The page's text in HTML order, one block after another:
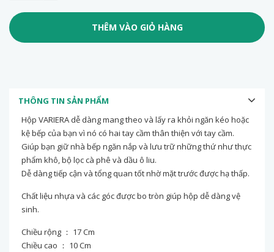
THÊM VÀO GIỎ HÀNG
THÔNG TIN SẢN PHẨM
Hộp VARIERA dễ dàng mang theo và lấy ra khỏi ngăn kéo hoặc
kệ bếp của bạn vì nó có hai tay cầm thân thiện với tay cầm.
Giúp bạn giữ nhà bếp ngăn nắp và lưu trữ những thứ như thực
phẩm khô, bộ lọc cà phê và dầu ô liu.
Dễ dàng tiếp cận và tổng quan tốt nhờ mặt trước được hạ thấp.
Chất liệu nhựa và các góc được bo tròn giúp hộp dễ dàng vệ
sinh.
Chiều rộng ： 17 Cm
Chiều cao ： 10 Cm